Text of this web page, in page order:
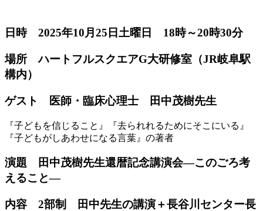
日時 2025年10月25日土曜日 18時～20時30分
場所 ハートフルスクエアG大研修室（JR岐阜駅
構内）
ゲスト 医師・臨床心理士 田中茂樹先生
『子どもを信じること』『去られれるためにそこにいる』
『子どもがしあわせになる言葉』の著者
演題 田中茂樹先生還暦記念講演会―このごろ考
えること―
内容 2部制 田中先生の講演＋長谷川センター長